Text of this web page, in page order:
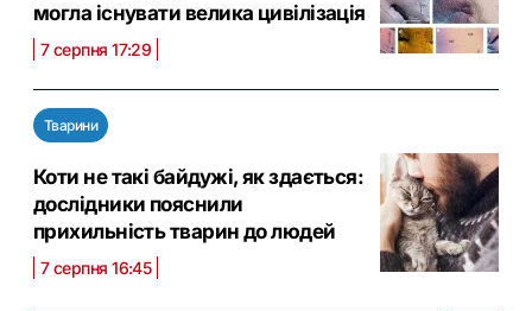
могла існувати велика цивілізація
7 серпня 17:29
Тварини
Коти не такі байдужі, як здається:
дослідники пояснили
прихильність тварин до людей
7 серпня 16:45